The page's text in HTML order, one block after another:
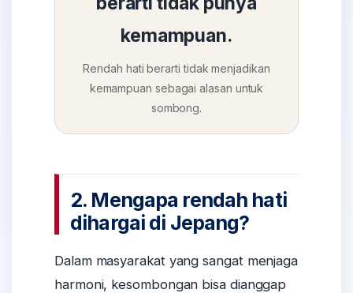
kemampuan.
Rendah hati berarti tidak menjadikan
kemampuan sebagai alasan untuk
sombong.
2. Mengapa rendah hati
dihargai di Jepang?
Dalam masyarakat yang sangat menjaga
harmoni, kesombongan bisa dianggap